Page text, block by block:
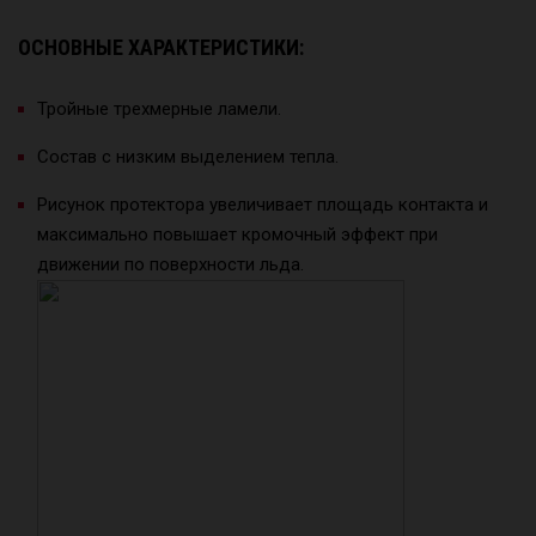
ОСНОВНЫЕ ХАРАКТЕРИСТИКИ:
Тройные трехмерные ламели.
Состав с низким выделением тепла.
Рисунок протектора увеличивает площадь контакта и
максимально повышает кромочный эффект при
движении по поверхности льда.